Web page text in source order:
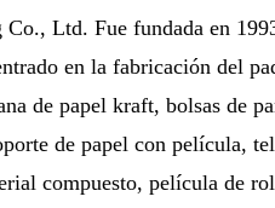
Ltd. Fue fundada en
en la fabricación del
de papel kraft, bolsas de
de papel con película,
compuesto, película de